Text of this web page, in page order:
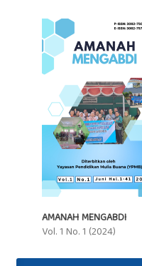
AMANAH MENGABDI
Vol. 1 No. 1 (2024)